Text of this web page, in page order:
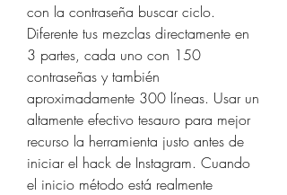
con la contraseña buscar ciclo.
Diferente tus mezclas directamente en
3 partes, cada uno con 150
contraseñas y también
aproximadamente 300 líneas. Usar un
altamente efectivo tesauro para mejor
recurso la herramienta justo antes de
iniciar el hack de Instagram. Cuando
el inicio método está realmente